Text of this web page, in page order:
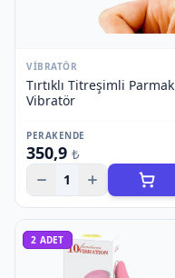
VIBRATÖR
Tırtıklı Titreşimli Parmak
Vibratör
PERAKENDE
350,9 ₺
1
2 ADET